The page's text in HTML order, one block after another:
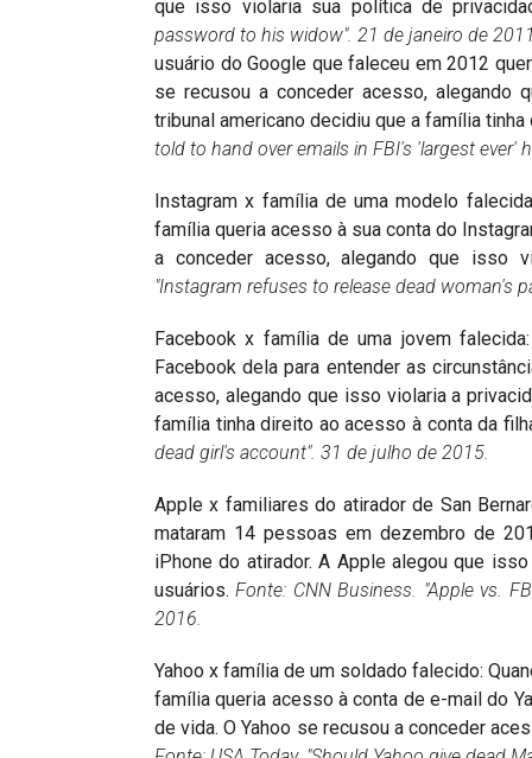
que isso violaria sua política de
password to his widow". 21 de janeiro de
usuário do Google que faleceu em 2012
se recusou a conceder acesso, alegando
tribunal americano decidiu que a família
told to hand over emails in FBI's 'largest ever'
Instagram x família de uma modelo
família queria acesso à sua conta do
a conceder acesso, alegando que isso
"Instagram refuses to release dead woman's
Facebook x família de uma jovem
Facebook dela para entender as
acesso, alegando que isso violaria a
família tinha direito ao acesso à conta da
dead girl's account". 31 de julho de 2015.
Apple x familiares do atirador de San
mataram 14 pessoas em dezembro de
iPhone do atirador. A Apple alegou que
usuários.Fonte: CNN Business. "Apple vs.
2016.
Yahoo x família de um soldado falecido:
família queria acesso à conta de e-mail do
de vida. O Yahoo se recusou a conceder